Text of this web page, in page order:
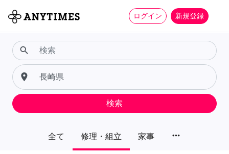
ログイン 新規登録
全て 修理・組立 家事 more_horiz
search
place
検索